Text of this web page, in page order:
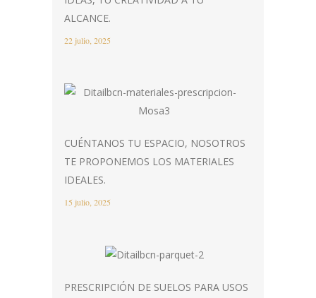
ALCANCE.
22 julio, 2025
CUÉNTANOS TU ESPACIO, NOSOTROS
TE PROPONEMOS LOS MATERIALES
IDEALES.
15 julio, 2025
PRESCRIPCIÓN DE SUELOS PARA USOS